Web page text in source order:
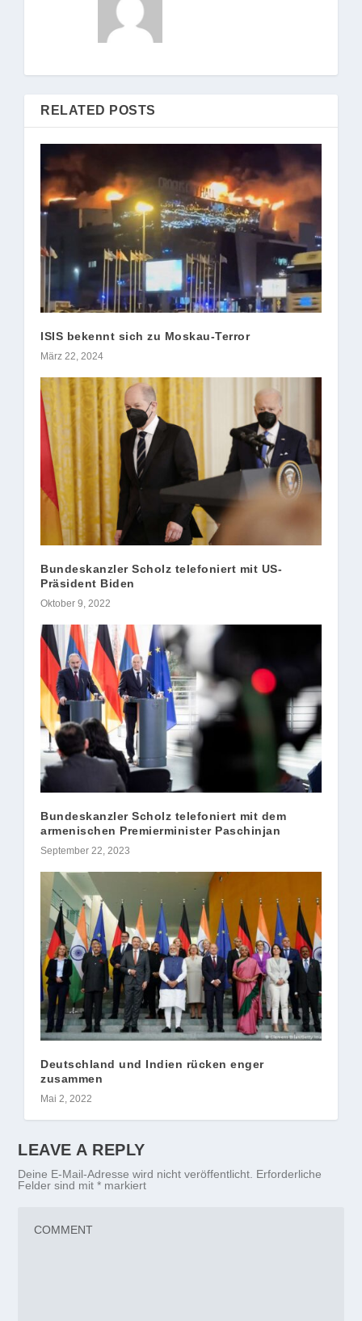
RELATED POSTS
ISIS bekennt sich zu Moskau-Terror
März 22, 2024
Bundeskanzler Scholz telefoniert mit US-
Präsident Biden
Oktober 9, 2022
Bundeskanzler Scholz telefoniert mit dem
armenischen Premierminister Paschinjan
September 22, 2023
Deutschland und Indien rücken enger
zusammen
Mai 2, 2022
LEAVE A REPLY
Deine E-Mail-Adresse wird nicht veröffentlicht. Erforderliche
Felder sind mit* markiert